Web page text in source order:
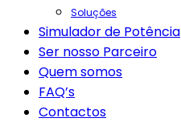
Soluções
Simulador de Potência
Ser nosso Parceiro
Quem somos
FAQ’s
Contactos